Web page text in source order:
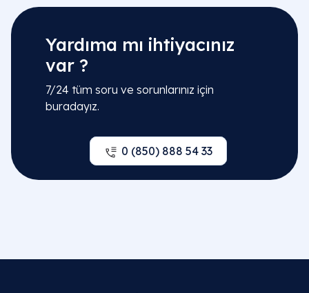
Yardıma mı ihtiyacınız
var ?
7/24 tüm soru ve sorunlarınız için
buradayız.
0 (850) 888 54 33